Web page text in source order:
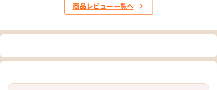
商品レビュー一覧へ